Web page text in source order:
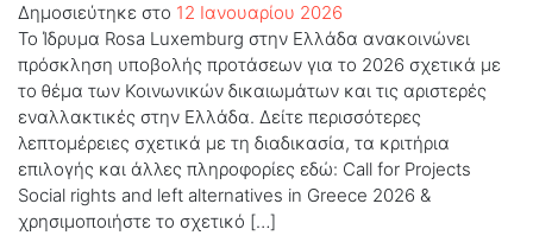
Δημοσιεύτηκε στο 12 Ιανουαρίου 2026
Το Ίδρυμα Rosa Luxemburg στην Ελλάδα ανακοινώνει
πρόσκληση υποβολής προτάσεων για το 2026 σχετικά με
το θέμα των Κοινωνικών δικαιωμάτων και τις αριστερές
εναλλακτικές στην Ελλάδα. Δείτε περισσότερες
λεπτομέρειες σχετικά με τη διαδικασία, τα κριτήρια
επιλογής και άλλες πληροφορίες εδώ: Call for Projects
Social rights and left alternatives in Greece 2026 &
χρησιμοποιήστε το σχετικό […]